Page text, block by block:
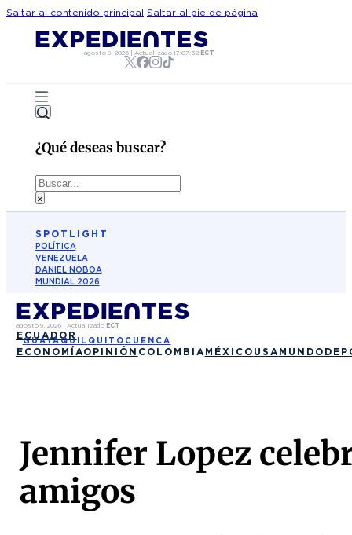
Saltar al contenido principal Saltar al pie de página
agosto 9, 2026 |Actualizado17:07:32 ECT
¿Qué deseas buscar?
Buscar
×
SPOTLIGHT
POLÍTICA
VENEZUELA
DANIEL NOBOA
MUNDIAL 2026
agosto 9, 2026| Actualizado ECT
ECUADOR
GUAYAQUIL QUITO CUENCA
ECONOMÍAOPINIÓN COLOMBIA MÉXICO USA MUNDO
Jennifer Lopez
amigos